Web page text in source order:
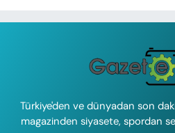
Türkiye'den ve dünyadan son
magazinden siyasete, spordan